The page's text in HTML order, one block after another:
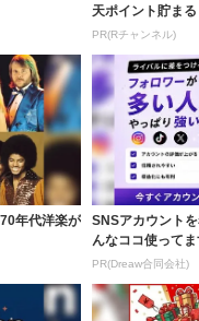
天ポイント貯まる
PR(Rチャンネル)
年代洋楽が
SNSアカウント
んなココ使ってま
PR(Dreaw合同会社)